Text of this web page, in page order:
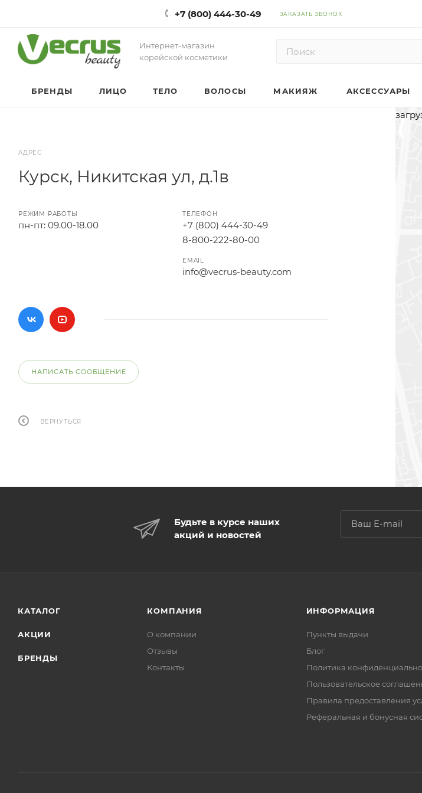
+7 (800) 444-30-49 ЗАКАЗАТЬ ЗВОНОК
Интернет-магазин
корейской косметики
БРЕНДЫ ЛИЦО ТЕЛО ВОЛОСЫ МАКИЯЖ АКСЕССУАРЫ
АДРЕС
Курск, Никитская ул, д.1в
РЕЖИМ РАБОТЫ
пн-пт: 09.00-18.00
ТЕЛЕФОН
+7 (800) 444-30-49
8-800-222-80-00
EMAIL
info@vecrus-beauty.com
НАПИСАТЬ СООБЩЕНИЕ
ВЕРНУТЬСЯ
Будьте в курсе наших
акций и новостей
КАТАЛОГ
АКЦИИ
БРЕНДЫ
КОМПАНИЯ
О компании
Отзывы
Контакты
ИНФОРМАЦИЯ
Пункты выдачи
Блог
Политика
Пользовательское
Правила предоставления
Реферальная и бонусная